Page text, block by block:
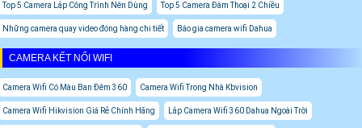
Top 5 Camera Lắp Công Trình Nên Dùng Top 5 Camera Đàm Thoại 2 Chiều
Những camera quay video đóng hàng chi tiết Báo gia camera wifi Dahua
CAMERA KẾT NỐI WIFI
Camera Wifi Có Màu Ban Đêm 360 Camera Wifi Trong Nhà Kbvision
Camera Wifi Hikvision Giá Rẻ Chính Hãng Lắp Camera Wifi 360 Dahua Ngoài Trời